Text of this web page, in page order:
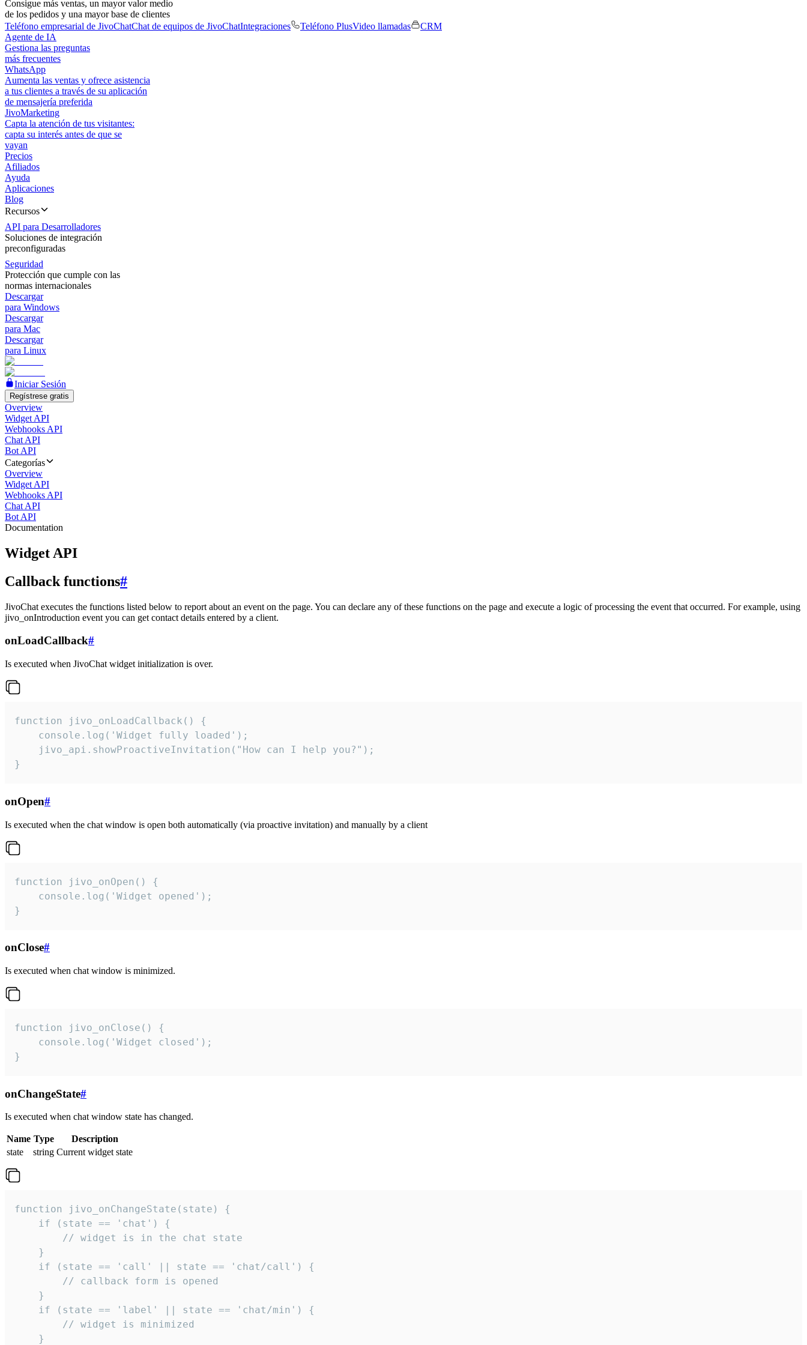
Consigue más ventas, un mayor valor medio
de los pedidos y una mayor base de clientes
Teléfono empresarial de JivoChatChat de equipos de JivoChatIntegraciones Teléfono PlusVideo llamadas
CRM
Agente de IA
Gestiona las preguntas
más frecuentes
WhatsApp
Aumenta las ventas y ofrece asistencia
a tus clientes a través de su aplicación
de mensajería preferida
JivoMarketing
Capta la atención de tus visitantes:
capta su interés antes de que se
vayan
Precios
Afiliados
Ayuda
Aplicaciones
Blog
Recursos
API para Desarrolladores
Soluciones de integración
preconfiguradas
Seguridad
Protección que cumple con las
normas internacionales
Descargar
para Windows
Descargar
para Mac
Descargar
para Linux
Iniciar Sesión
Regístrese gratis
Overview
Widget API
Webhooks API
Chat API
Bot API
Categorías
Overview
Widget API
Webhooks API
Chat API
Bot API
Documentation
Widget API
Callback functions#
JivoChat executes the functions listed below to report about an event on the page. You can declare any of these functions on the page and execute a logic of processing the event that occurred. For example, using
jivo_onIntroduction event you can get contact details entered by a client.
onLoadCallback#
Is executed when JivoChat widget initialization is over.
function jivo_onLoadCallback() {
    console.log('Widget fully loaded');
    jivo_api.showProactiveInvitation("How can I help you?");
}
onOpen#
Is executed when the chat window is open both automatically (via proactive invitation) and manually by a client
function jivo_onOpen() {
    console.log('Widget opened');
}
onClose#
Is executed when chat window is minimized.
function jivo_onClose() {
    console.log('Widget closed');
}
onChangeState#
Is executed when chat window state has changed.
Name Type
Description
state
string Current widget state
function jivo_onChangeState(state) {
    if (state == 'chat') {
        // widget is in the chat state
    }
    if (state == 'call' || state == 'chat/call') {
        // callback form is opened
    }
    if (state == 'label' || state == 'chat/min') {
        // widget is minimized
    }